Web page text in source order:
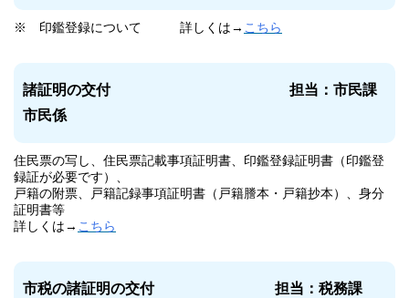
※ 印鑑登録について 詳しくは→ こちら
諸証明の交付 担当：市民課
市民係
住民票の写し、住民票記載事項証明書、印鑑登録証明書（印鑑登
録証が必要です）、
戸籍の附票、戸籍記録事項証明書（戸籍謄本・戸籍抄本）、身分
証明書等
詳しくは→ こちら
市税の諸証明の交付 担当：税務課